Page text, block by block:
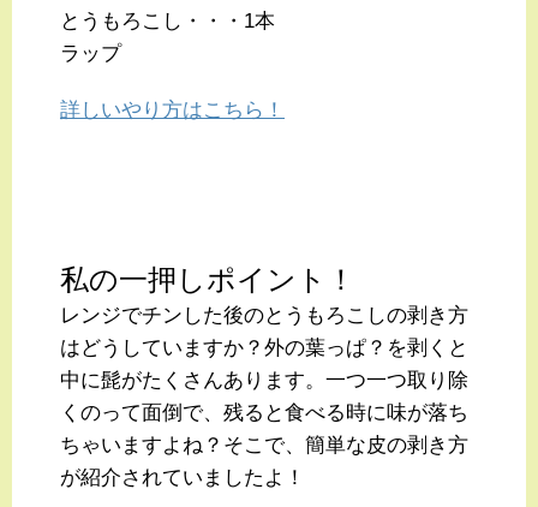
とうもろこし・・・1本
ラップ
詳しいやり方はこちら！
私の一押しポイント！
レンジでチンした後のとうもろこしの剥き方
はどうしていますか？外の葉っぱ？を剥くと
中に髭がたくさんあります。一つ一つ取り除
くのって面倒で、残ると食べる時に味が落ち
ちゃいますよね？そこで、簡単な皮の剥き方
が紹介されていましたよ！